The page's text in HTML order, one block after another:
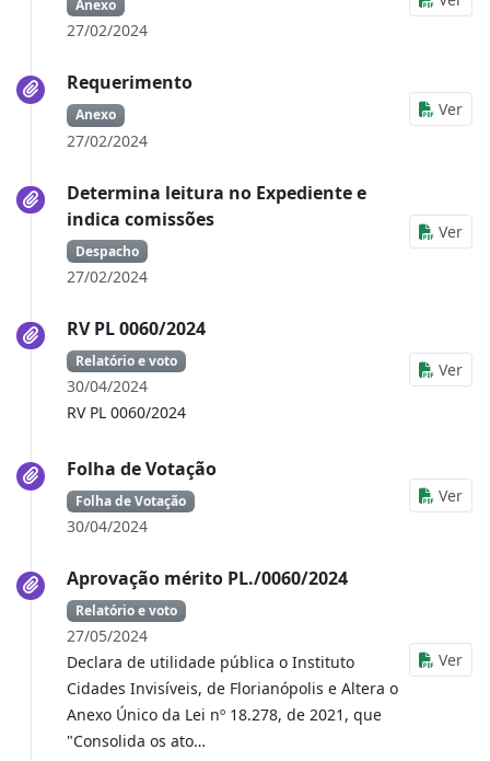
Anexo
27/02/2024
Requerimento
Anexo
27/02/2024
Ver
Determina leitura no Expediente e
indica comissões
Despacho
27/02/2024
Ver
RV PL 0060/2024
Relatório e voto
30/04/2024
RV PL 0060/2024
Ver
Folha de Votação
Folha de Votação
30/04/2024
Ver
Aprovação mérito PL./0060/2024
Relatório e voto
27/05/2024
Declara de utilidade pública o Instituto
Cidades Invisíveis, de Florianópolis e Altera o
Anexo Único da Lei nº 18.278, de 2021, que
"Consolida os ato…
Ver